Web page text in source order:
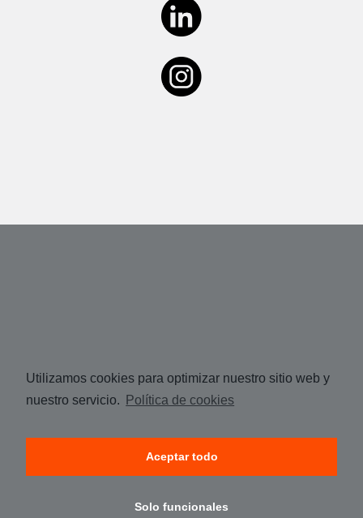
Utilizamos cookies para optimizar nuestro sitio web y
nuestro servicio.
Política de cookies
Aceptar todo
Solo funcionales